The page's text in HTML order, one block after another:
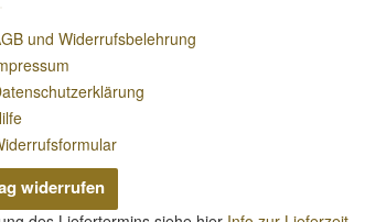
und Widerrufsbelehrung
widerrufen